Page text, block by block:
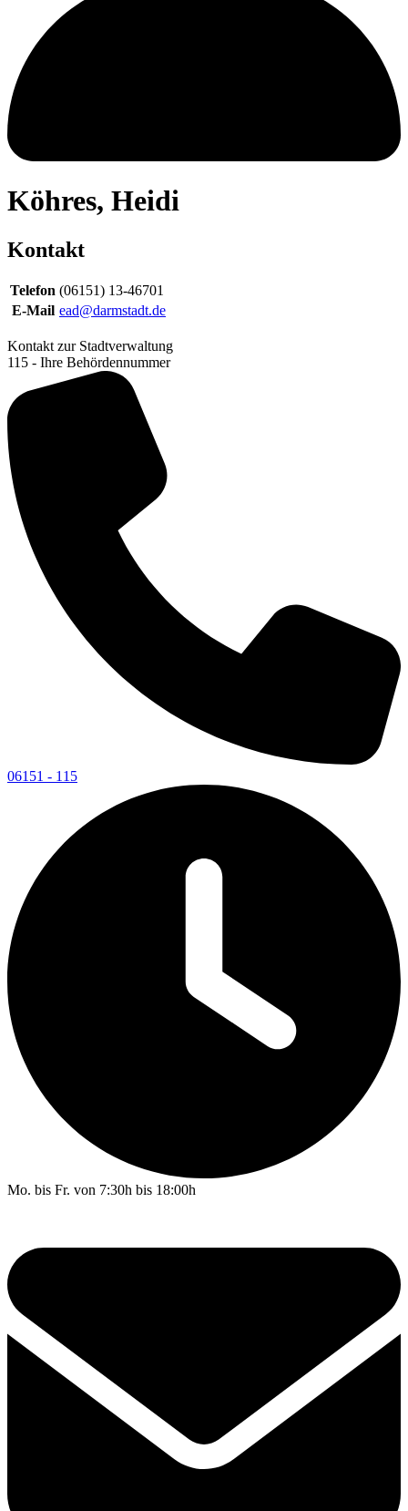
Köhres, Heidi
Kontakt
Telefon (06151) 13-46701
E-Mail ead@darmstadt.de
Kontakt zur Stadtverwaltung
115 - Ihre Behördennummer
06151 - 115
Mo. bis Fr. von 7:30h bis 18:00h